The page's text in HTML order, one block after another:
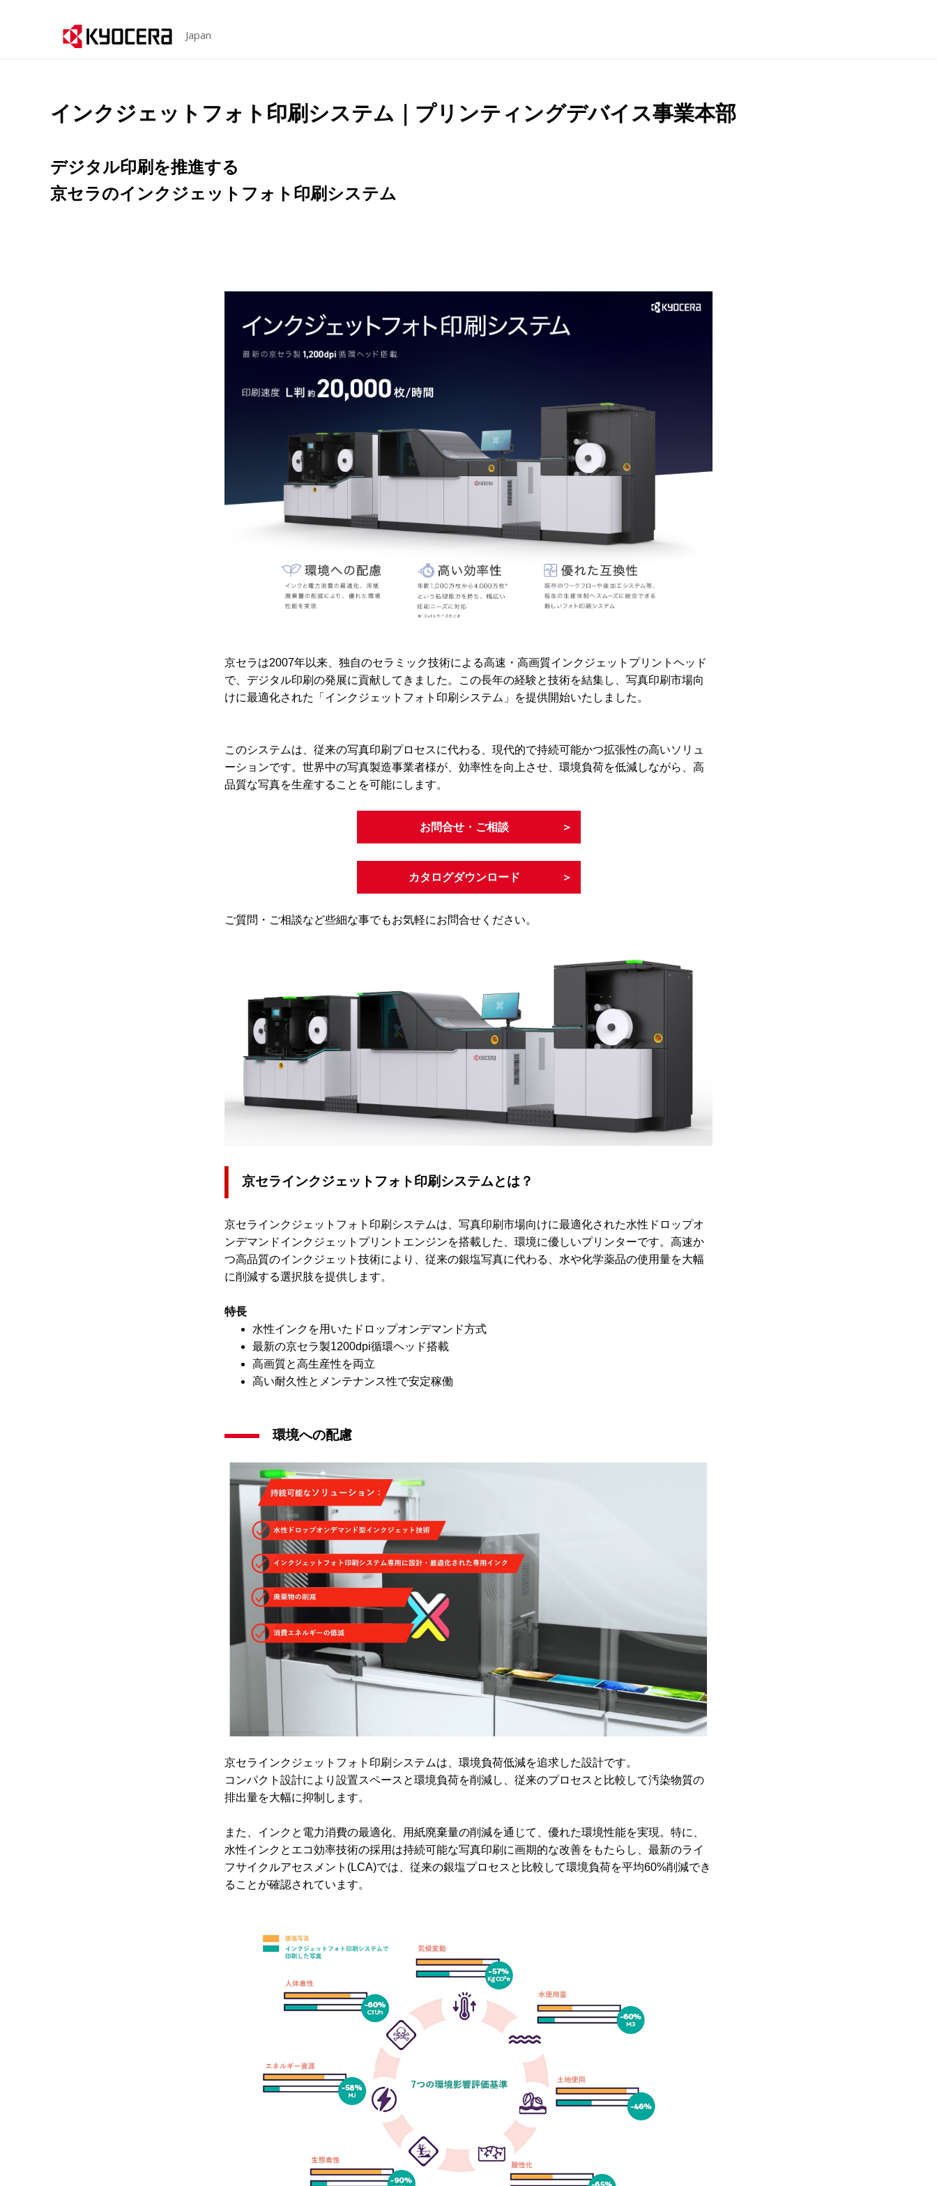
Japan
インクジェットフォト印刷システム｜プリンティングデバイス事業本部
デジタル印刷を推進する
京セラのインクジェットフォト印刷システム
京セラは2007年以来、独自のセラミック技術による高速・高画質インクジェットプリントヘッド
で、デジタル印刷の発展に貢献してきました。この長年の経験と技術を結集し、写真印刷市場向
けに最適化された「インクジェットフォト印刷システム」を提供開始いたしました。
このシステムは、従来の写真印刷プロセスに代わる、現代的で持続可能かつ拡張性の高いソリュ
ーションです。世界中の写真製造事業者様が、効率性を向上させ、環境負荷を低減しながら、高
品質な写真を生産することを可能にします。
お問合せ・ご相談
カタログダウンロード
ご質問・ご相談など些細な事でもお気軽にお問合せください。
京セラインクジェットフォト印刷システムとは？
京セラインクジェットフォト印刷システムは、写真印刷市場向けに最適化された水性ドロップオ
ンデマンドインクジェットプリントエンジンを搭載した、環境に優しいプリンターです。高速か
つ高品質のインクジェット技術により、従来の銀塩写真に代わる、水や化学薬品の使用量を大幅
に削減する選択肢を提供します。
特長
水性インクを用いたドロップオンデマンド方式
最新の京セラ製1200dpi循環ヘッド搭載
高画質と高生産性を両立
高い耐久性とメンテナンス性で安定稼働
環境への配慮
京セラインクジェットフォト印刷システムは、環境負荷低減を追求した設計です。
コンパクト設計により設置スペースと環境負荷を削減し、従来のプロセスと比較して汚染物質の
排出量を大幅に抑制します。
また、インクと電力消費の最適化、用紙廃棄量の削減を通じて、優れた環境性能を実現。特に、
水性インクとエコ効率技術の採用は持続可能な写真印刷に画期的な改善をもたらし、最新のライ
フサイクルアセスメント(LCA)では、従来の銀塩プロセスと比較して環境負荷を平均60%削減でき
ることが確認されています。